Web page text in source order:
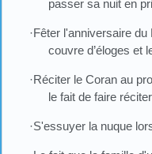
passer sa nuit en
·Fêter l'anniversaire
couvre d’éloges et
·Réciter le Coran au
le fait de faire
·S'essuyer la nuque